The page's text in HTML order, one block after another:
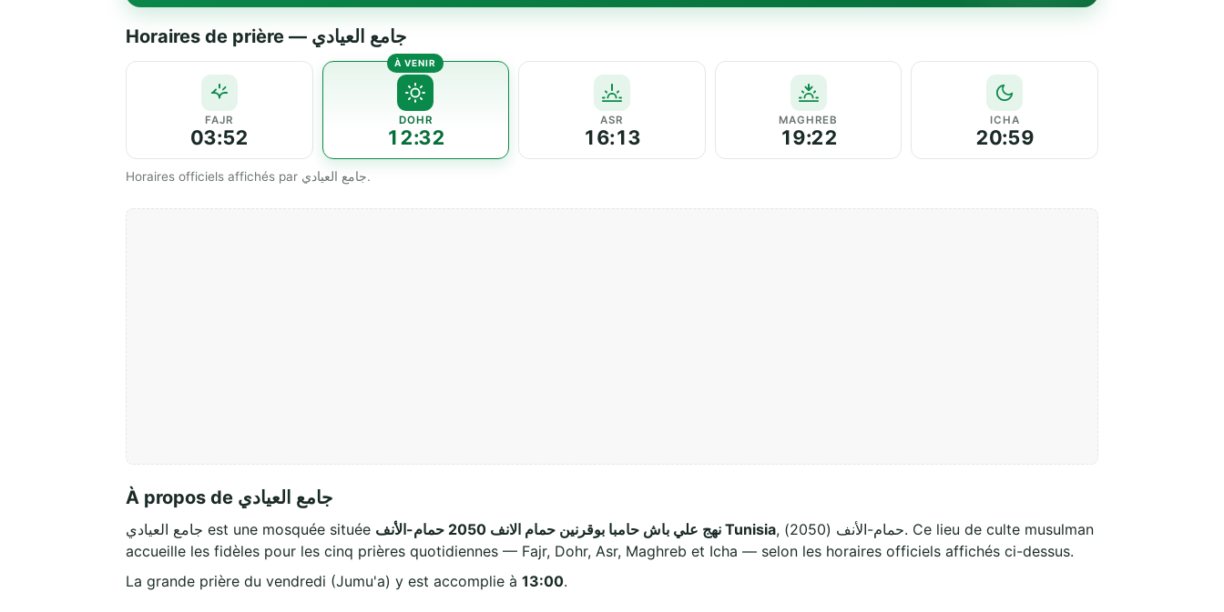
Horaires de prière — جامع العيادي
FAJR
03:52
DOHR
12:32
ASR
16:13
MAGHREB
19:22
ICHA
20:59
Horaires officiels affichés par جامع العيادي.
À propos de جامع العيادي
جامع العيادي est une mosquée située نهج علي باش حامبا بوقرنين حمام الانف 2050 حمام-الأنف Tunisia, حمام-الأنف (2050). Ce lieu de culte musulman
accueille les fidèles pour les cinq prières quotidiennes — Fajr, Dohr, Asr, Maghreb et Icha — selon les horaires officiels affichés ci-dessus.
La grande prière du vendredi (Jumu'a) y est accomplie à 13:00.